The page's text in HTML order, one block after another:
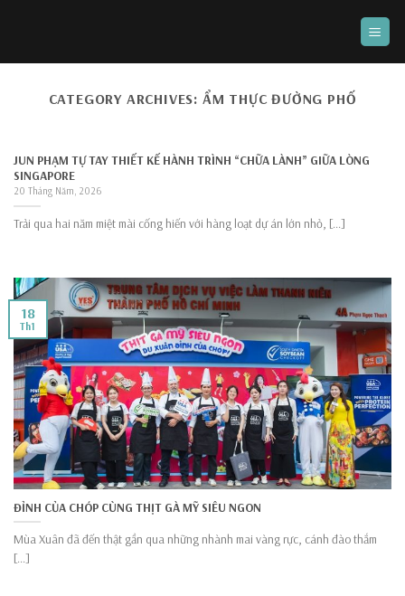
CATEGORY ARCHIVES: ẨM THỰC ĐƯỜNG PHỐ
JUN PHẠM TỰ TAY THIẾT KẾ HÀNH TRÌNH “CHỮA LÀNH” GIỮA LÒNG
SINGAPORE
20 Tháng Năm, 2026
Trải qua hai năm miệt mài cống hiến với hàng loạt dự án lớn nhỏ, [...]
ĐỈNH CỦA CHÓP CÙNG THỊT GÀ MỸ SIÊU NGON
Mùa Xuân đã đến thật gần qua những nhành mai vàng rực, cánh đào thắm
[...]
18
Th1